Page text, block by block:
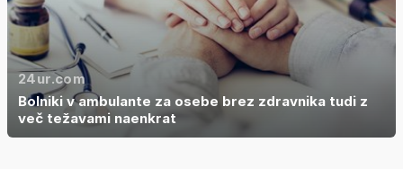
24ur.com
Bolniki v ambulante za osebe brez zdravnika tudi z
več težavami naenkrat